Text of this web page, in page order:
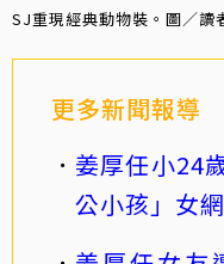
SJ重現經典動物裝。圖／讀
更多新聞報導
姜厚任小24
公小孩」女